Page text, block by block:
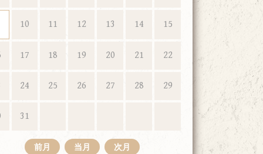
10 11 12 13 14 15
17 18 19 20 21 22
24 25 26 27 28 29
31
前月 当月 次月